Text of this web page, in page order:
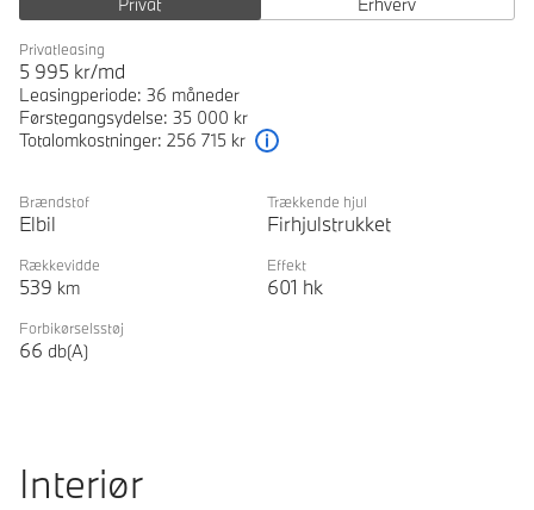
Privatleasing
5 995 kr/md
Leasingperiode: 36 måneder
Førstegangsydelse: 35 000 kr
Totalomkostninger: 256 715 kr
Brændstof
Elbil
Trækkende hjul
Firhjulstrukket
Rækkevidde
539 km
Effekt
601 hk
Forbikørselsstøj
66 db(A)
Interiør